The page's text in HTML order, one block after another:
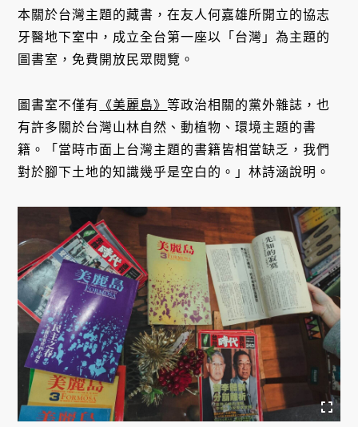
本關於台灣主題的藏書，在友人何嘉雄所開立的協志
牙醫地下室中，成立全台第一座以「台灣」為主題的
圖書室，免費開放民眾閱覽。
圖書室不僅有 《美麗島》等政治相關的黨外雜誌，也
有許多關於台灣山林自然、動植物、環境主題的書
籍。「當時市面上台灣主題的書籍皆相當缺乏，我們
對於腳下土地的知識幾乎是空白的。」林詩涵說明。